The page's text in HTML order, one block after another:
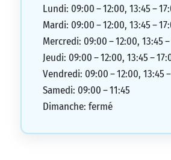
Lundi: 09:00 – 12:00, 13:45 –
Mardi: 09:00 – 12:00, 13:45 –
Mercredi: 09:00 – 12:00, 13:45 –
Jeudi: 09:00 – 12:00, 13:45 –
Vendredi: 09:00 – 12:00, 13:45
Samedi: 09:00 – 11:45
Dimanche: fermé